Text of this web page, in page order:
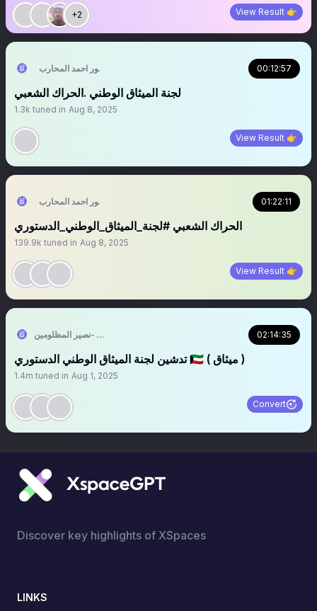
+2 View Result 👉
منصور احمد المحارب 00:12:57
لجنة الميثاق الوطني .الحراك الشعبي
1.3k tuned in Aug 8, 2025
View Result 👉
منصور احمد المحارب 01:22:11
الحراك الشعبي #لجنة_الميثاق_الوطني_الدستوري
139.9k tuned in Aug 8, 2025
View Result 👉
د. أنور يعقوب حياتي -نصير المظلومين 02:14:35
تدشين لجنة الميثاق الوطني الدستوري 🇰🇼 ( ميثاق )
1.4m tuned in Aug 1, 2025
Convert
Discover key highlights of XSpaces
LINKS